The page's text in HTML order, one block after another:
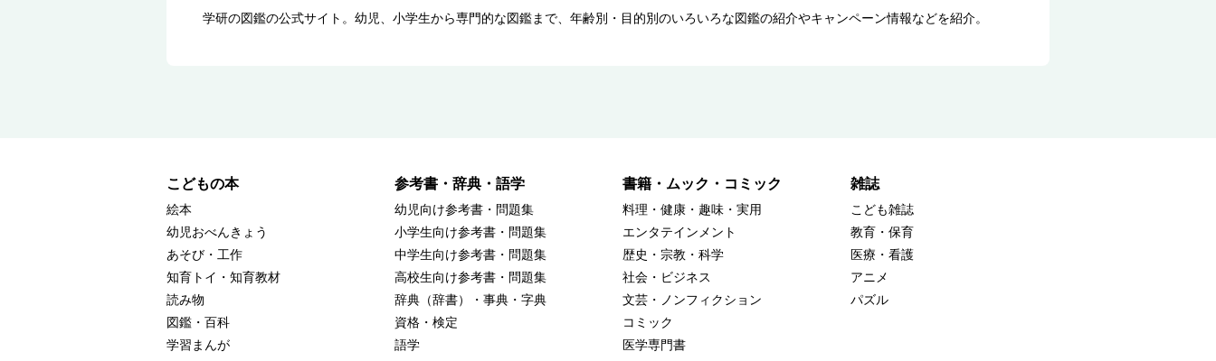
学研の図鑑の公式サイト。幼児、小学生から専門的な図鑑まで、年齢別・目的別のいろいろな図鑑の紹介やキャンペーン情報などを紹介。
こどもの本
絵本
幼児おべんきょう
あそび・工作
知育トイ・知育教材
読み物
図鑑・百科
学習まんが
参考書・辞典・語学
幼児向け参考書・問題集
小学生向け参考書・問題集
中学生向け参考書・問題集
高校生向け参考書・問題集
辞典（辞書）・事典・字典
資格・検定
語学
書籍・ムック・コミック
料理・健康・趣味・実用
エンタテインメント
歴史・宗教・科学
社会・ビジネス
文芸・ノンフィクション
コミック
医学専門書
雑誌
こども雑誌
教育・保育
医療・看護
アニメ
パズル